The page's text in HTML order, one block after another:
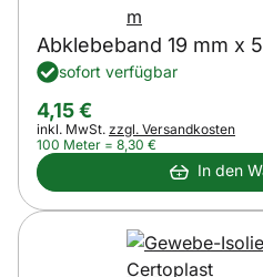
Abklebeband 19 mm x
sofort verfügbar
4,15€
Steuerhinweis:
inkl. MwSt. zzgl. Versandkosten
100 Meter = 8,30 €
In den